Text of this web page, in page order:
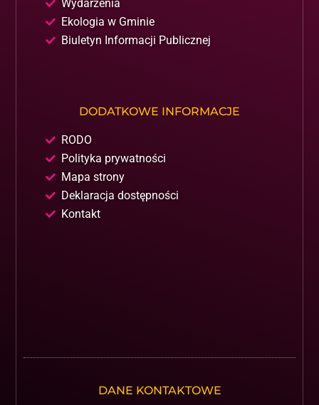
Wydarzenia
Ekologia w Gminie
Biuletyn Informacji Publicznej
DODATKOWE INFORMACJE
RODO
Polityka prywatności
Mapa strony
Deklaracja dostępności
Kontakt
DANE KONTAKTOWE